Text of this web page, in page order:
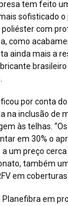
tem feito
sofisticado o
com
como
ainda mais a
por conta
na inclusão de
às telhas.
em 30% o
a um preço
também
em
em